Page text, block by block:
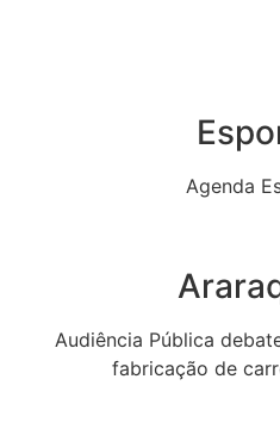
Agenda
Audiência Pública
fabricação de